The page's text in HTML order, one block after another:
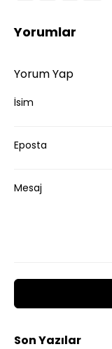
Yorumlar
Yorum Yap
İsim
Eposta
Mesaj
Son Yazılar